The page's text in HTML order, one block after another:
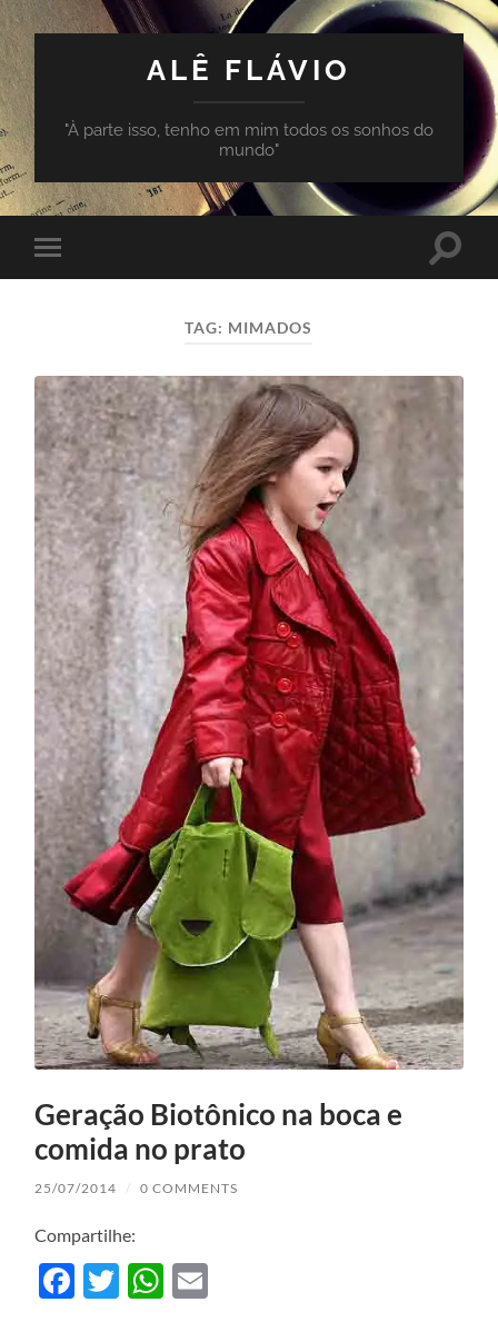
ALÊ FLÁVIO
"À parte isso, tenho em mim todos os sonhos do
mundo"
Toggle
mobile
Toggle
TAG: MIMADOS
Geração Biotônico na boca e
comida no prato
25/07/2014 / 0 COMMENTS
Compartilhe:
Facebook
TwitterWhatsApp